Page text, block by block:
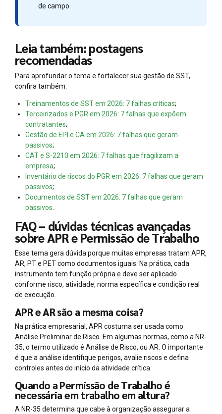
de campo.
Leia também: postagens
recomendadas
Para aprofundar o tema e fortalecer sua gestão de SST,
confira também:
Treinamentos de SST em 2026: 7 falhas críticas;
Terceirizados e PGR em 2026: 7 falhas que expõem
contratantes;
Gestão de EPI e CA em 2026: 7 falhas que geram
passivos;
CAT e S-2210 em 2026: 7 falhas que fragilizam a
empresa;
Inventário de riscos do PGR em 2026: 7 falhas que geram
passivos;
Documentos de SST em 2026: 7 falhas que geram
passivos
FAQ – dúvidas técnicas avançadas
sobre APR e Permissão de Trabalho
Esse tema gera dúvida porque muitas empresas tratam APR,
AR, PT e PET como documentos iguais. Na prática, cada
instrumento tem função própria e deve ser aplicado
conforme risco, atividade, norma específica e condição real
de execução.
APR e AR são a mesma coisa?
Na prática empresarial, APR costuma ser usada como
Análise Preliminar de Risco. Em algumas normas, como a NR-
35, o termo utilizado é Análise de Risco, ou AR. O importante
é que a análise identifique perigos, avalie riscos e defina
controles antes do início da atividade crítica.
Quando a Permissão de Trabalho é
necessária em trabalho em altura?
A NR-35 determina que cabe à organização assegurar a